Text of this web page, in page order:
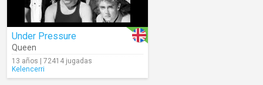
Under Pressure
Queen
13 años | 72414 jugadas
Kelencerri